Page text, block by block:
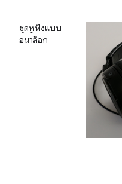
ชุดหูฟังแบบ
อนาล็อก